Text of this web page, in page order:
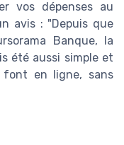
vos dépenses au
avis : "Depuis que
Banque, la
été aussi simple et
font en ligne, sans